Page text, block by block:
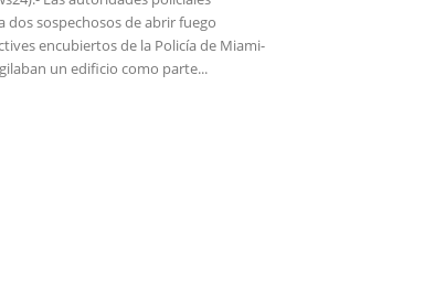
dos sospechosos de abrir fuego
encubiertos de la Policía de Miami-
un edificio como parte...